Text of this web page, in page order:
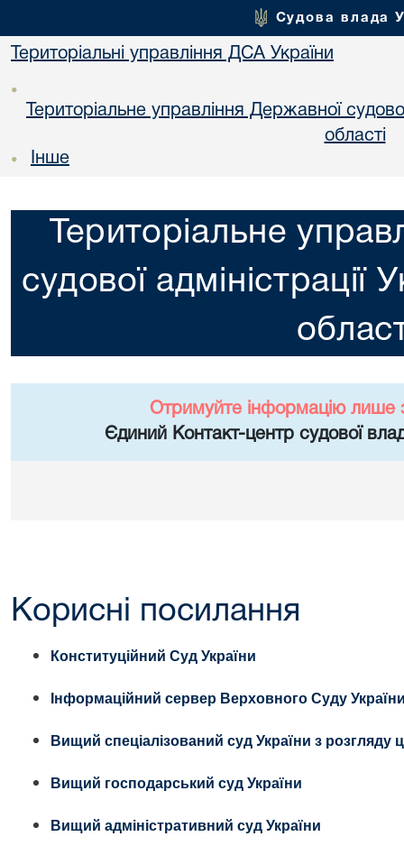
Судова влада
Територіальні управління ДСА України
•
Територіальне управління Державної
областi
• Інше
Територіальне
судової адміністрації
Отримуйте інформацію лише
Єдиний Контакт-центр судової
Корисні посилання
Конституційний Суд України
Інформаційний сервер Верховного Суду
Вищий спеціалізований суд України з розгляду
Вищий господарський суд України
Вищий адмiнiстративний суд України